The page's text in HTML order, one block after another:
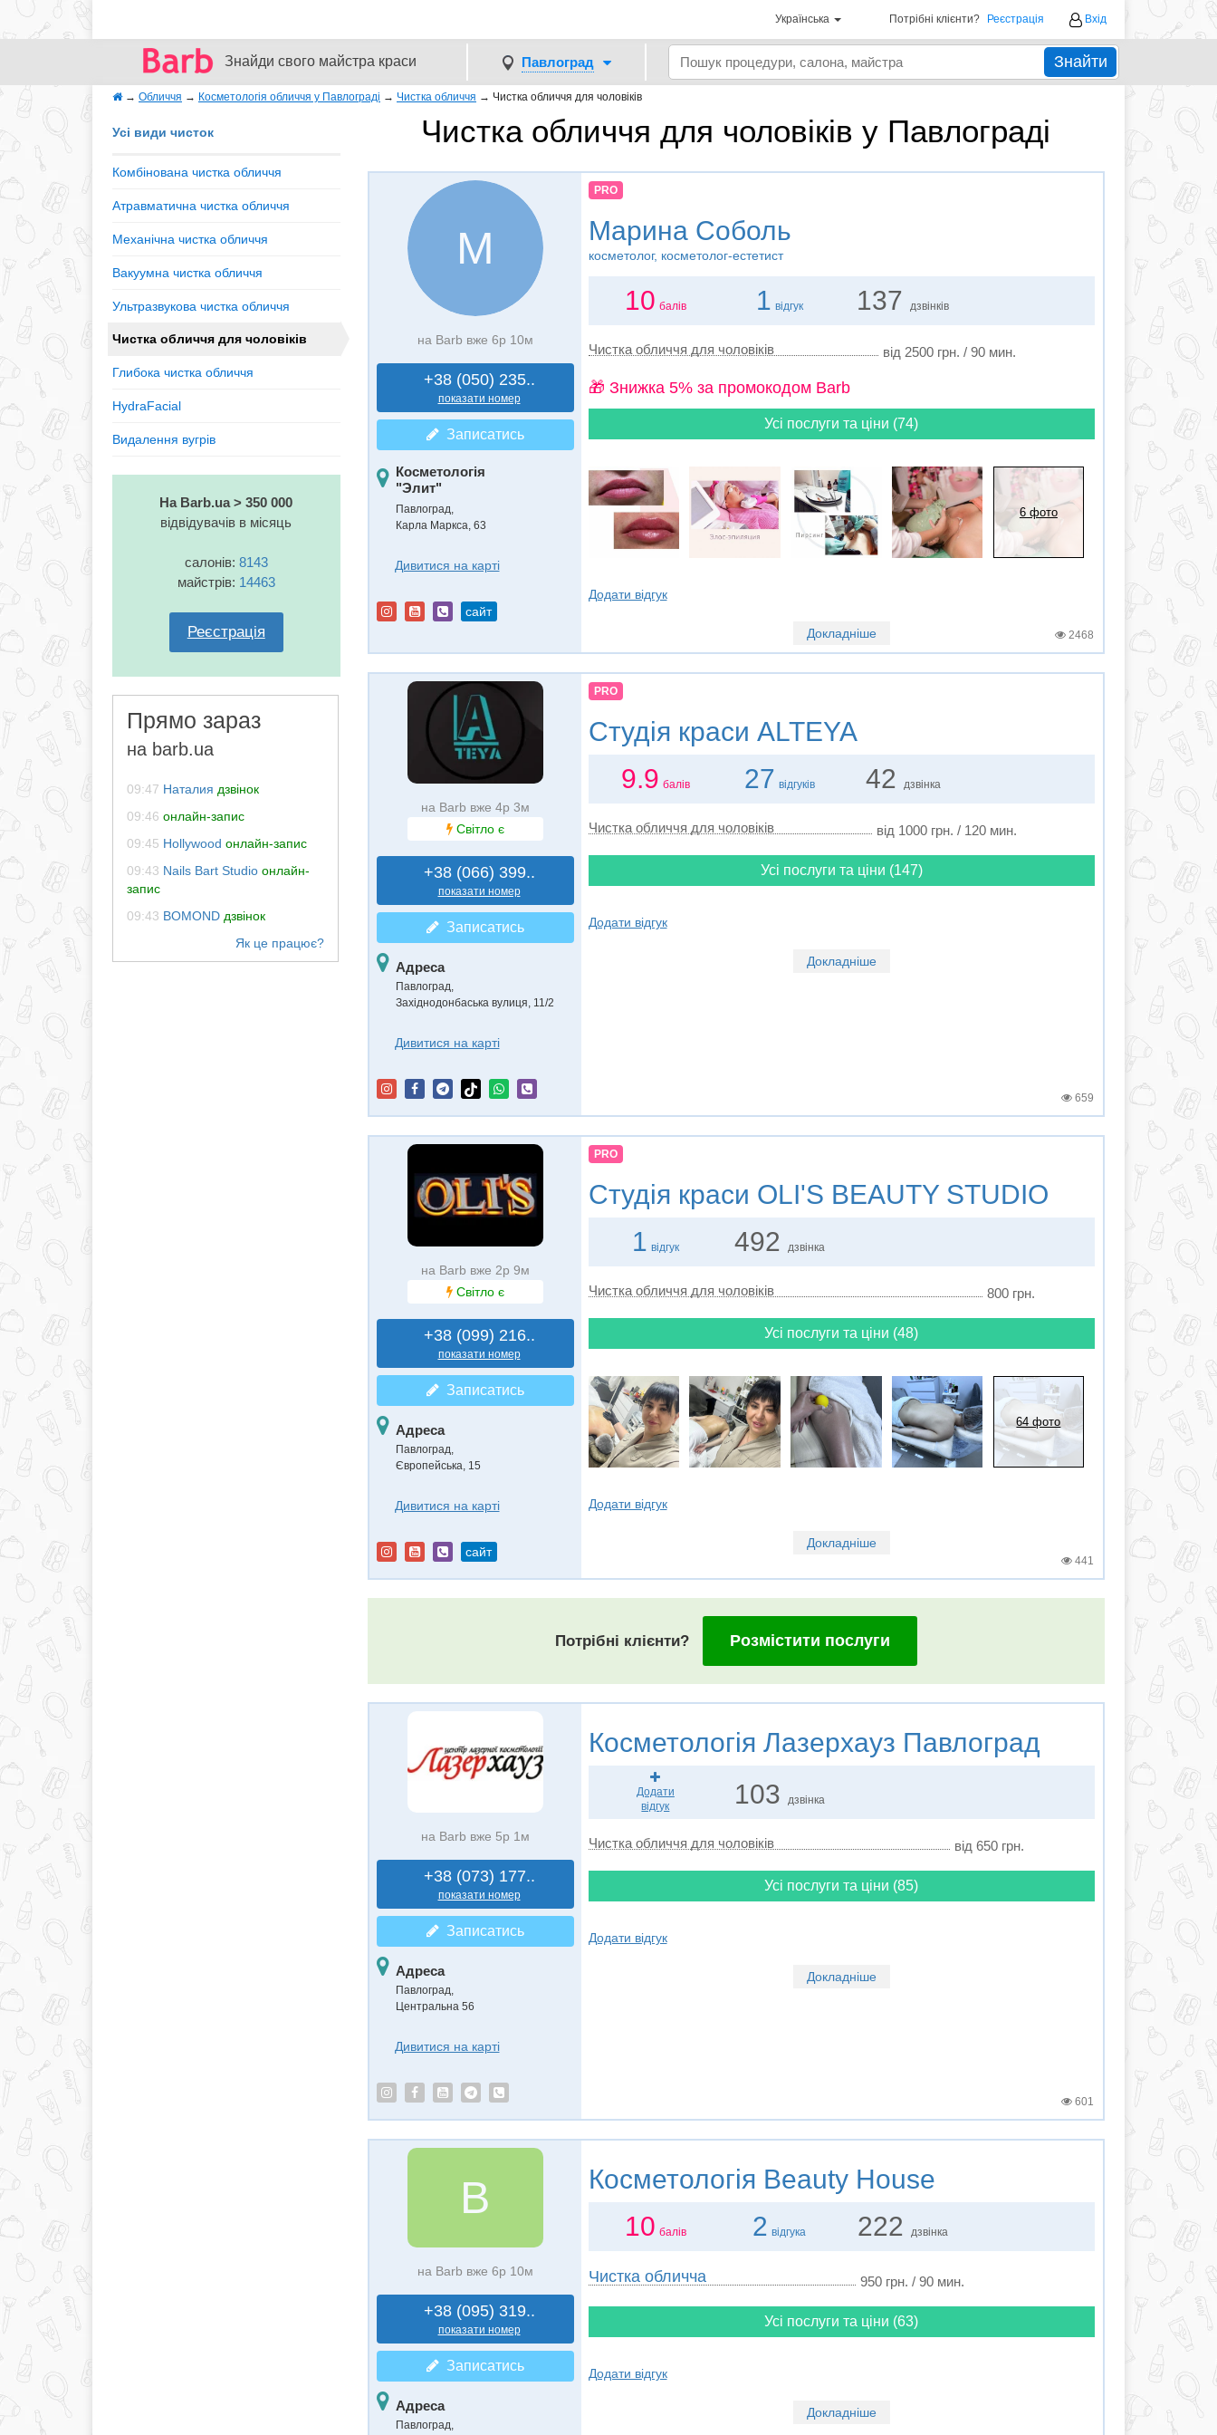
Українська Потрібні клієнти? Реєстрація Вхід
Знайди свого майстра краси Павлоград Знайти
→ Обличчя → Косметологія обличчя у Павлограді → Чистка обличчя → Чистка обличчя для чоловіків
Чистка обличчя для чоловіків у Павлограді
Усі види чисток
Комбінована чистка обличчя
Атравматична чистка обличчя
Механічна чистка обличчя
Вакуумна чистка обличчя
Ультразвукова чистка обличчя
Чистка обличчя для чоловіків
Глибока чистка обличчя
HydraFacial
Видалення вугрів
На Barb.ua > 350 000
відвідувачів в місяць
салонів: 8143
майстрів: 14463
Реєстрація
Прямо зараз
на barb.ua
09:47 Наталия дзвінок
09:46 онлайн-запис
09:45 Hollywood онлайн-запис
09:43 Nails Bart Studio онлайн-
запис
09:43 BOMOND дзвінок
М
на Barb вже 6р 10м
+38 (050) 235..
показати номер
Записатись
Косметологія
"Элит"
Павлоград,
Карла Маркса, 63
Дивитися на карті
сайт
PRO
Марина Соболь
косметолог, косметолог-естетист
10 балів 1 відгук 137 дзвінків
Чистка обличчя для чоловіків від 2500 грн. / 90 мин.
🎁 Знижка 5% за промокодом Barb
Усі послуги та ціни (74)
6 фото
Додати відгук
Докладніше 2468
на Barb вже 4р 3м
Світло є
+38 (066) 399..
показати номер
Записатись
Адреса
Павлоград
Західнодонбаська вулиця, 11/2
Дивитися на карті
PRO
Студія краси ALTEYA
9.9 балів 27 відгуків 42 дзвінка
Чистка обличчя для чоловіків від 1000 грн. / 120 мин.
Усі послуги та ціни (147)
Додати відгук
Докладніше
659
на Barb вже 2р 9м
Світло є
+38 (099) 216..
показати номер
Записатись
Адреса
Павлоград
Європейська, 15
Дивитися на карті
сайт
PRO
Студія краси OLI'S BEAUTY STUDIO
1 відгук 492 дзвінка
Чистка обличчя для чоловіків 800 грн.
Усі послуги та ціни (48)
64 фото
Додати відгук
Докладніше
441
Потрібні клієнти? Розмістити послуги
на Barb вже 5р 1м
+38 (073) 177..
показати номер
Записатись
Адреса
Павлоград
Центральна 56
Дивитися на карті
Косметологія Лазерхауз Павлоград
Додати
відгук
103 дзвінка
Чистка обличчя для чоловіків від 650 грн.
Усі послуги та ціни (85)
Додати відгук
Докладніше
601
В
на Barb вже 6р 10м
+38 (095) 319..
показати номер
Записатись
Адреса
Павлоград,
Косметологія Вeauty House
10 балів 2 відгука 222 дзвінка
Чистка обличча 950 грн. / 90 мин.
Усі послуги та ціни (63)
Додати відгук
Докладніше